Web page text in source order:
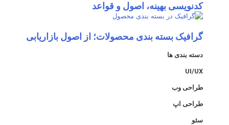
کدنویسی بهینه، اصول و قواعد
گرافیک بسته بندی محصولات؛ از اصول بازاریابی
دسته بندی ها
UI/UX
طراحی وب
طراحی اپ
سئو